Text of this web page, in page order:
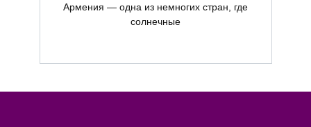
Армения — одна из немногих стран, где
солнечные